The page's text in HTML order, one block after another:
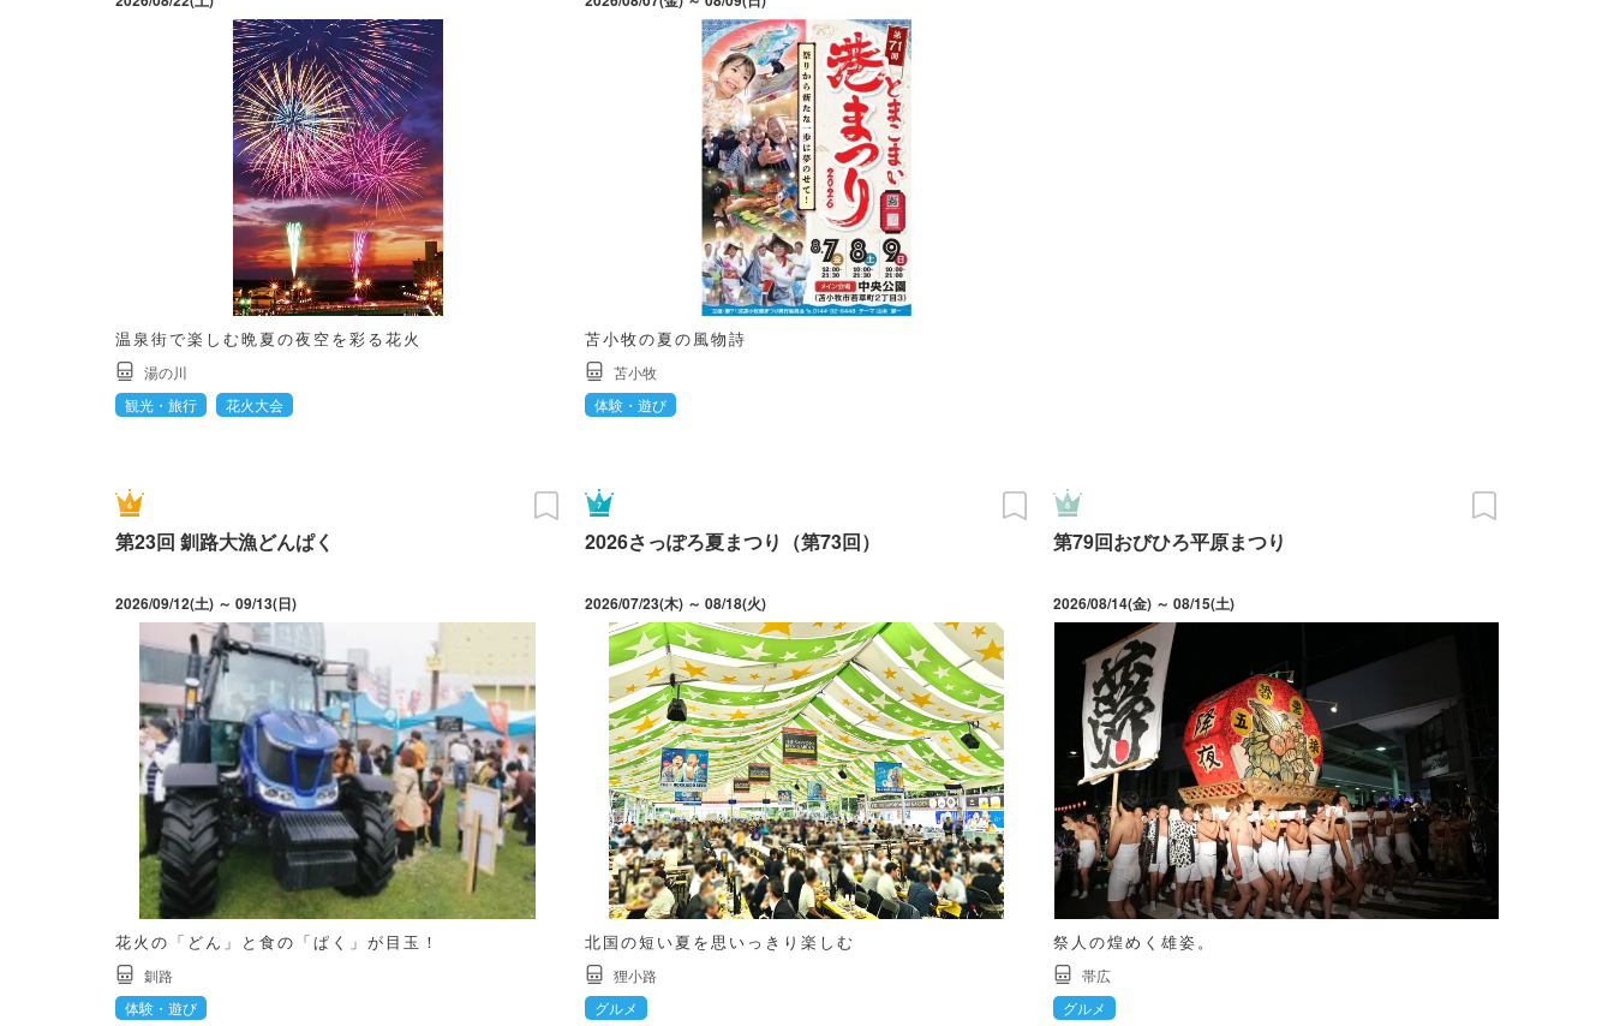
温泉街で楽しむ晩夏の夜空を彩る花火
湯の川
観光・旅行
花火大会
苫小牧の夏の風物詩
苫小牧
体験・遊び
第23回 釧路大漁どんぱく
2026/09/12(土) ～ 09/13(日)
花火の「どん」と食の「ぱく」が目玉！
釧路
体験・遊び
2026さっぽろ夏まつり（第73回）
2026/07/23(木) ～ 08/18(火)
北国の短い夏を思いっきり楽しむ
狸小路
グルメ
第79回おびひろ平原まつり
2026/08/14(金) ～ 08/15(土)
祭人の煌めく雄姿。
帯広
グルメ